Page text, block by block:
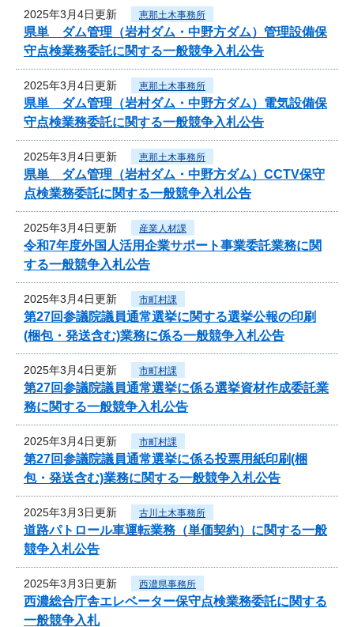
2025年3月4日更新 恵那土木事務所
県単 ダム管理（岩村ダム・中野方ダム）管理設備保
守点検業務委託に関する一般競争入札公告
2025年3月4日更新 恵那土木事務所
県単 ダム管理（岩村ダム・中野方ダム）電気設備保
守点検業務委託に関する一般競争入札公告
2025年3月4日更新 恵那土木事務所
県単 ダム管理（岩村ダム・中野方ダム）CCTV保守
点検業務委託に関する一般競争入札公告
2025年3月4日更新 産業人材課
令和7年度外国人活用企業サポート事業委託業務に関
する一般競争入札公告
2025年3月4日更新 市町村課
第27回参議院議員通常選挙に関する選挙公報の印刷
(梱包・発送含む)業務に係る一般競争入札公告
2025年3月4日更新 市町村課
第27回参議院議員通常選挙に係る選挙資材作成委託業
務に関する一般競争入札公告
2025年3月4日更新 市町村課
第27回参議院議員通常選挙に係る投票用紙印刷(梱
包・発送含む)業務に関する一般競争入札公告
2025年3月3日更新 古川土木事務所
道路パトロール車運転業務（単価契約）に関する一般
競争入札公告
2025年3月3日更新 西濃県事務所
西濃総合庁舎エレベーター保守点検業務委託に関する
一般競争入札